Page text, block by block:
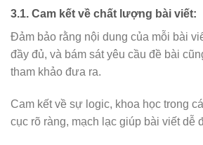
3.1. Cam kết về chất lượng bài viết:
Đảm bảo rằng nội dung của mỗi bài
đầy đủ, và bám sát yêu cầu đề bài
tham khảo đưa ra.
Cam kết về sự logic, khoa học trong
cục rõ ràng, mạch lạc giúp bài viết dễ